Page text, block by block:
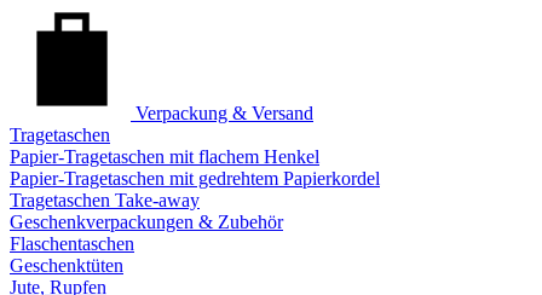
Verpackung & Versand
Tragetaschen
Papier-Tragetaschen mit flachem Henkel
Papier-Tragetaschen mit gedrehtem Papierkordel
Tragetaschen Take-away
Geschenkverpackungen & Zubehör
Flaschentaschen
Geschenktüten
Jute, Rupfen